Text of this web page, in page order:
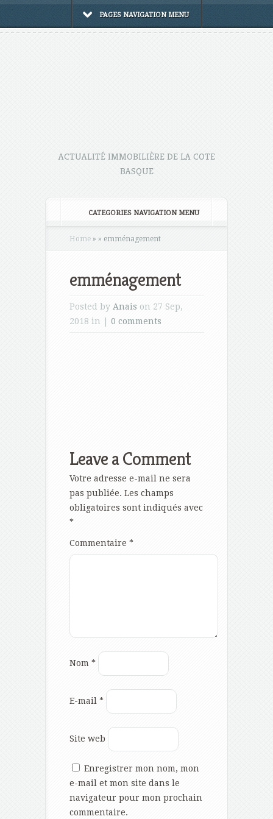
PAGES NAVIGATION MENU
ACTUALITÉ IMMOBILIÈRE DE LA COTE
BASQUE
CATEGORIES NAVIGATION MENU
Home » » emménagement
emménagement
Posted by Anais on 27 Sep,
2018 in | 0 comments
Leave a Comment
Votre adresse e-mail ne sera
pas publiée. Les champs
obligatoires sont indiqués avec
*
Commentaire *
Nom *
E-mail *
Site web
Enregistrer mon nom, mon
e-mail et mon site dans le
navigateur pour mon prochain
commentaire.